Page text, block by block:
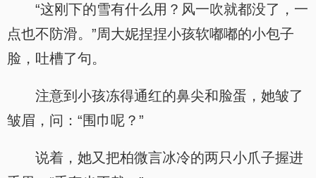
“这刚下的雪有什么用？风一吹就都没了，一
点也不防滑。”周大妮捏捏小孩软嘟嘟的小包子
脸，吐槽了句。
注意到小孩冻得通红的鼻尖和脸蛋，她皱了
皱眉，问：“围巾呢？”
说着，她又把柏微言冰冷的两只小爪子握进